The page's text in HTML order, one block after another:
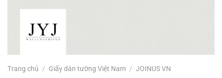
Trang chủ / Giấy dán tường Việt Nam / JOINUS VN